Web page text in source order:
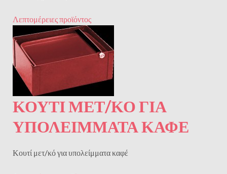
Λεπτομέρειες προϊόντος
ΚΟΥΤΊ ΜΕΤ/ΚΌ ΓΙΑ
ΥΠΟΛΕΊΜΜΑΤΑ ΚΑΦΈ
Κουτί μετ/κό για υπολείμματα καφέ